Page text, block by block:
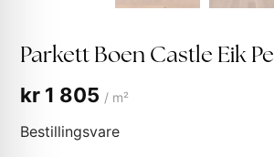
Parkett Boen Castle Eik
kr 1 805 / m²
Bestillingsvare